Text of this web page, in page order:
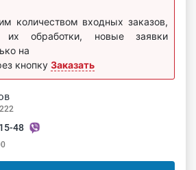
количеством входных заказов,
их обработки, новые заявки
на
кнопку Заказать
48